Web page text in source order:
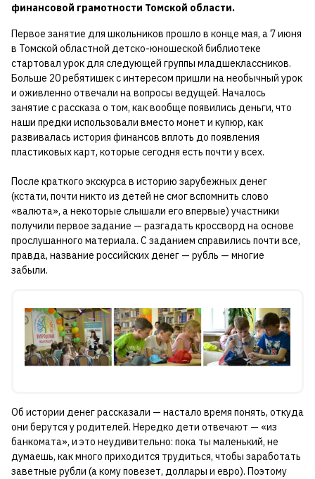
финансовой грамотности Томской области.
Первое занятие для школьников прошло в конце мая, а 7 июня
в Томской областной детско-юношеской библиотеке
стартовал урок для следующей группы младшеклассников.
Больше 20 ребятишек с интересом пришли на необычный урок
и оживленно отвечали на вопросы ведущей. Началось
занятие с рассказа о том, как вообще появились деньги, что
наши предки использовали вместо монет и купюр, как
развивалась история финансов вплоть до появления
пластиковых карт, которые сегодня есть почти у всех.
После краткого экскурса в историю зарубежных денег
(кстати, почти никто из детей не смог вспомнить слово
«валюта», а некоторые слышали его впервые) участники
получили первое задание — разгадать кроссворд на основе
прослушанного материала. С заданием справились почти все,
правда, название российских денег — рубль — многие
забыли.
Об истории денег рассказали — настало время понять, откуда
они берутся у родителей. Нередко дети отвечают — «из
банкомата», и это неудивительно: пока ты маленький, не
думаешь, как много приходится трудиться, чтобы заработать
заветные рубли (а кому повезет, доллары и евро). Поэтому